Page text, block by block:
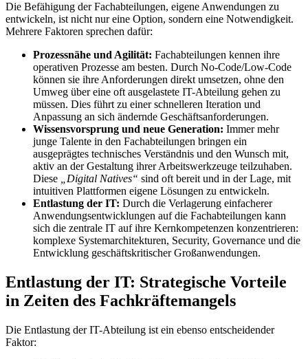
Die Befähigung der Fachabteilungen, eigene Anwendungen zu
entwickeln, ist nicht nur eine Option, sondern eine Notwendigkeit.
Mehrere Faktoren sprechen dafür:
Prozessnähe und Agilität: Fachabteilungen kennen ihre
operativen Prozesse am besten. Durch No-Code/Low-Code
können sie ihre Anforderungen direkt umsetzen, ohne den
Umweg über eine oft ausgelastete IT-Abteilung gehen zu
müssen. Dies führt zu einer schnelleren Iteration und
Anpassung an sich ändernde Geschäftsanforderungen.
Wissensvorsprung und neue Generation: Immer mehr
junge Talente in den Fachabteilungen bringen ein
ausgeprägtes technisches Verständnis und den Wunsch mit,
aktiv an der Gestaltung ihrer Arbeitswerkzeuge teilzuhaben.
Diese „Digital Natives“ sind oft bereit und in der Lage, mit
intuitiven Plattformen eigene Lösungen zu entwickeln.
Entlastung der IT: Durch die Verlagerung einfacherer
Anwendungsentwicklungen auf die Fachabteilungen kann
sich die zentrale IT auf ihre Kernkompetenzen konzentrieren:
komplexe Systemarchitekturen, Security, Governance und die
Entwicklung geschäftskritischer Großanwendungen.
Entlastung der IT: Strategische Vorteile
in Zeiten des Fachkräftemangels
Die Entlastung der IT-Abteilung ist ein ebenso entscheidender
Faktor: